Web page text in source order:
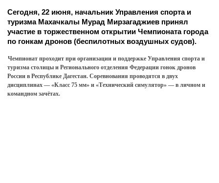
Сегодня, 22 июня, начальник Управления спорта и
туризма Махачкалы Мурад Мирзагаджиев принял
участие в торжественном открытии Чемпионата города
по гонкам дронов (беспилотных воздушных судов).
Чемпионат проходит при организации и поддержке Управления спорта и
туризма столицы и Регионального отделения Федерации гонок дронов
России в Республике Дагестан. Соревнования проводятся в двух
дисциплинах — «Класс 75 мм» и «Технический симулятор» — в личном и
командном зачётах.